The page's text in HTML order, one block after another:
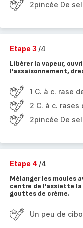
2pincée De
Etape 3 /4
Libérer la vapeur,
l’assaisonnement,
1 C. à c. rase
2 C. à c. rases
2pincée De
Etape 4 /4
Mélanger les moules
centre de l’assiette
gouttes de crème.
Un peu de